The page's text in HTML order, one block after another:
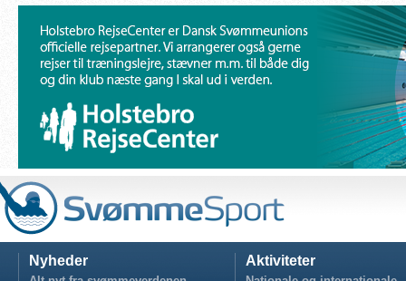
Nyheder Aktiviteter